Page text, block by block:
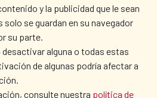
y la publicidad que le sean
se guardan en su navegador
su parte.
alguna o todas estas
de algunas podría afectar a
consulte nuestra política de